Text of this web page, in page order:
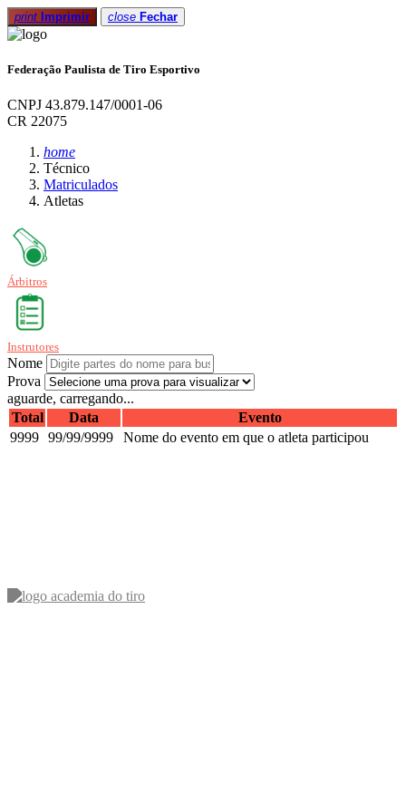
print Imprimir close Fechar
Federação Paulista de Tiro Esportivo
CNPJ 43.879.147/0001-06
CR 22075
home
Técnico
Matriculados
Atletas
Árbitros
Instrutores
Nome
Prova
aguarde, carregando...
Total
Data
Evento
9999 99/99/9999 Nome do evento em que o atleta participou